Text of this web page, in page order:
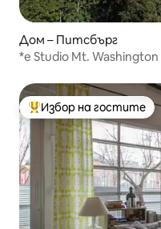
Дом – Питсбърг
*e Studio Mt.
Най-популярен избор
Избор на гостите